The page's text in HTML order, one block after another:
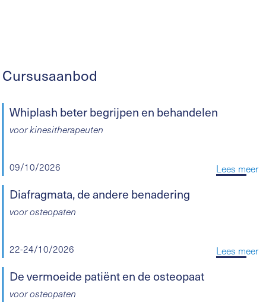
Cursusaanbod
Whiplash beter begrijpen en behandelen
voor kinesitherapeuten
09/10/2026 Lees meer
Diafragmata, de andere benadering
voor osteopaten
22-24/10/2026 Lees meer
De vermoeide patiënt en de osteopaat
voor osteopaten